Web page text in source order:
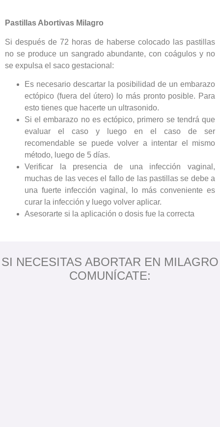
Pastillas Abortivas Milagro
Si después de 72 horas de haberse colocado las pastillas
no se produce un sangrado abundante, con coágulos y no
se expulsa el saco gestacional:
Es necesario descartar la posibilidad de un embarazo
ectópico (fuera del útero) lo más pronto posible. Para
esto tienes que hacerte un ultrasonido.
Si el embarazo no es ectópico, primero se tendrá que
evaluar el caso y luego en el caso de ser
recomendable se puede volver a intentar el mismo
método, luego de 5 días.
Verificar la presencia de una infección vaginal,
muchas de las veces el fallo de las pastillas se debe a
una fuerte infección vaginal, lo más conveniente es
curar la infección y luego volver aplicar.
Asesorarte si la aplicación o dosis fue la correcta
SI NECESITAS ABORTAR EN MILAGRO
COMUNÍCATE: